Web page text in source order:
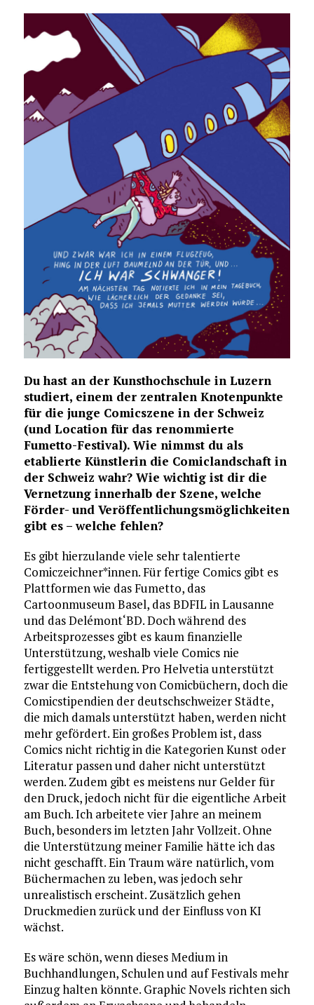
Du hast an der Kunsthochschule in Luzern
studiert, einem der zentralen Knotenpunkte
für die junge Comicszene in der Schweiz
(und Location für das renommierte
Fumetto-Festival). Wie nimmst du als
etablierte Künstlerin die Comiclandschaft in
der Schweiz wahr? Wie wichtig ist dir die
Vernetzung innerhalb der Szene, welche
Förder- und Veröffentlichungsmöglichkeiten
gibt es – welche fehlen?
Es gibt hierzulande viele sehr talentierte
Comiczeichner*innen. Für fertige Comics gibt es
Plattformen wie das Fumetto, das
Cartoonmuseum Basel, das BDFIL in Lausanne
und das Delémont‘BD. Doch während des
Arbeitsprozesses gibt es kaum finanzielle
Unterstützung, weshalb viele Comics nie
fertiggestellt werden. Pro Helvetia unterstützt
zwar die Entstehung von Comicbüchern, doch die
Comicstipendien der deutschschweizer Städte,
die mich damals unterstützt haben, werden nicht
mehr gefördert. Ein großes Problem ist, dass
Comics nicht richtig in die Kategorien Kunst oder
Literatur passen und daher nicht unterstützt
werden. Zudem gibt es meistens nur Gelder für
den Druck, jedoch nicht für die eigentliche Arbeit
am Buch. Ich arbeitete vier Jahre an meinem
Buch, besonders im letzten Jahr Vollzeit. Ohne
die Unterstützung meiner Familie hätte ich das
nicht geschafft. Ein Traum wäre natürlich, vom
Büchermachen zu leben, was jedoch sehr
unrealistisch erscheint. Zusätzlich gehen
Druckmedien zurück und der Einfluss von KI
wächst.
Es wäre schön, wenn dieses Medium in
Buchhandlungen, Schulen und auf Festivals mehr
Einzug halten könnte. Graphic Novels richten sich